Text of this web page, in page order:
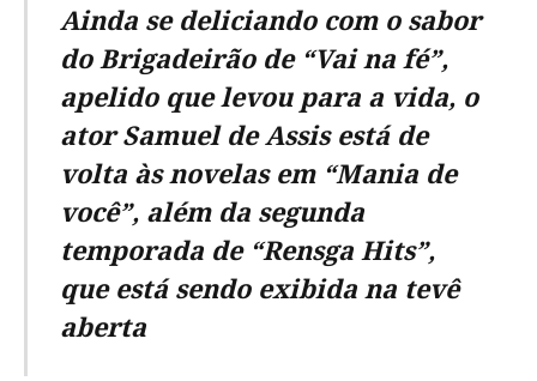
Ainda se deliciando com o sabor
do Brigadeirão de “Vai na fé”,
apelido que levou para a vida, o
ator Samuel de Assis está de
volta às novelas em “Mania de
você”, além da segunda
temporada de “Rensga Hits”,
que está sendo exibida na tevê
aberta